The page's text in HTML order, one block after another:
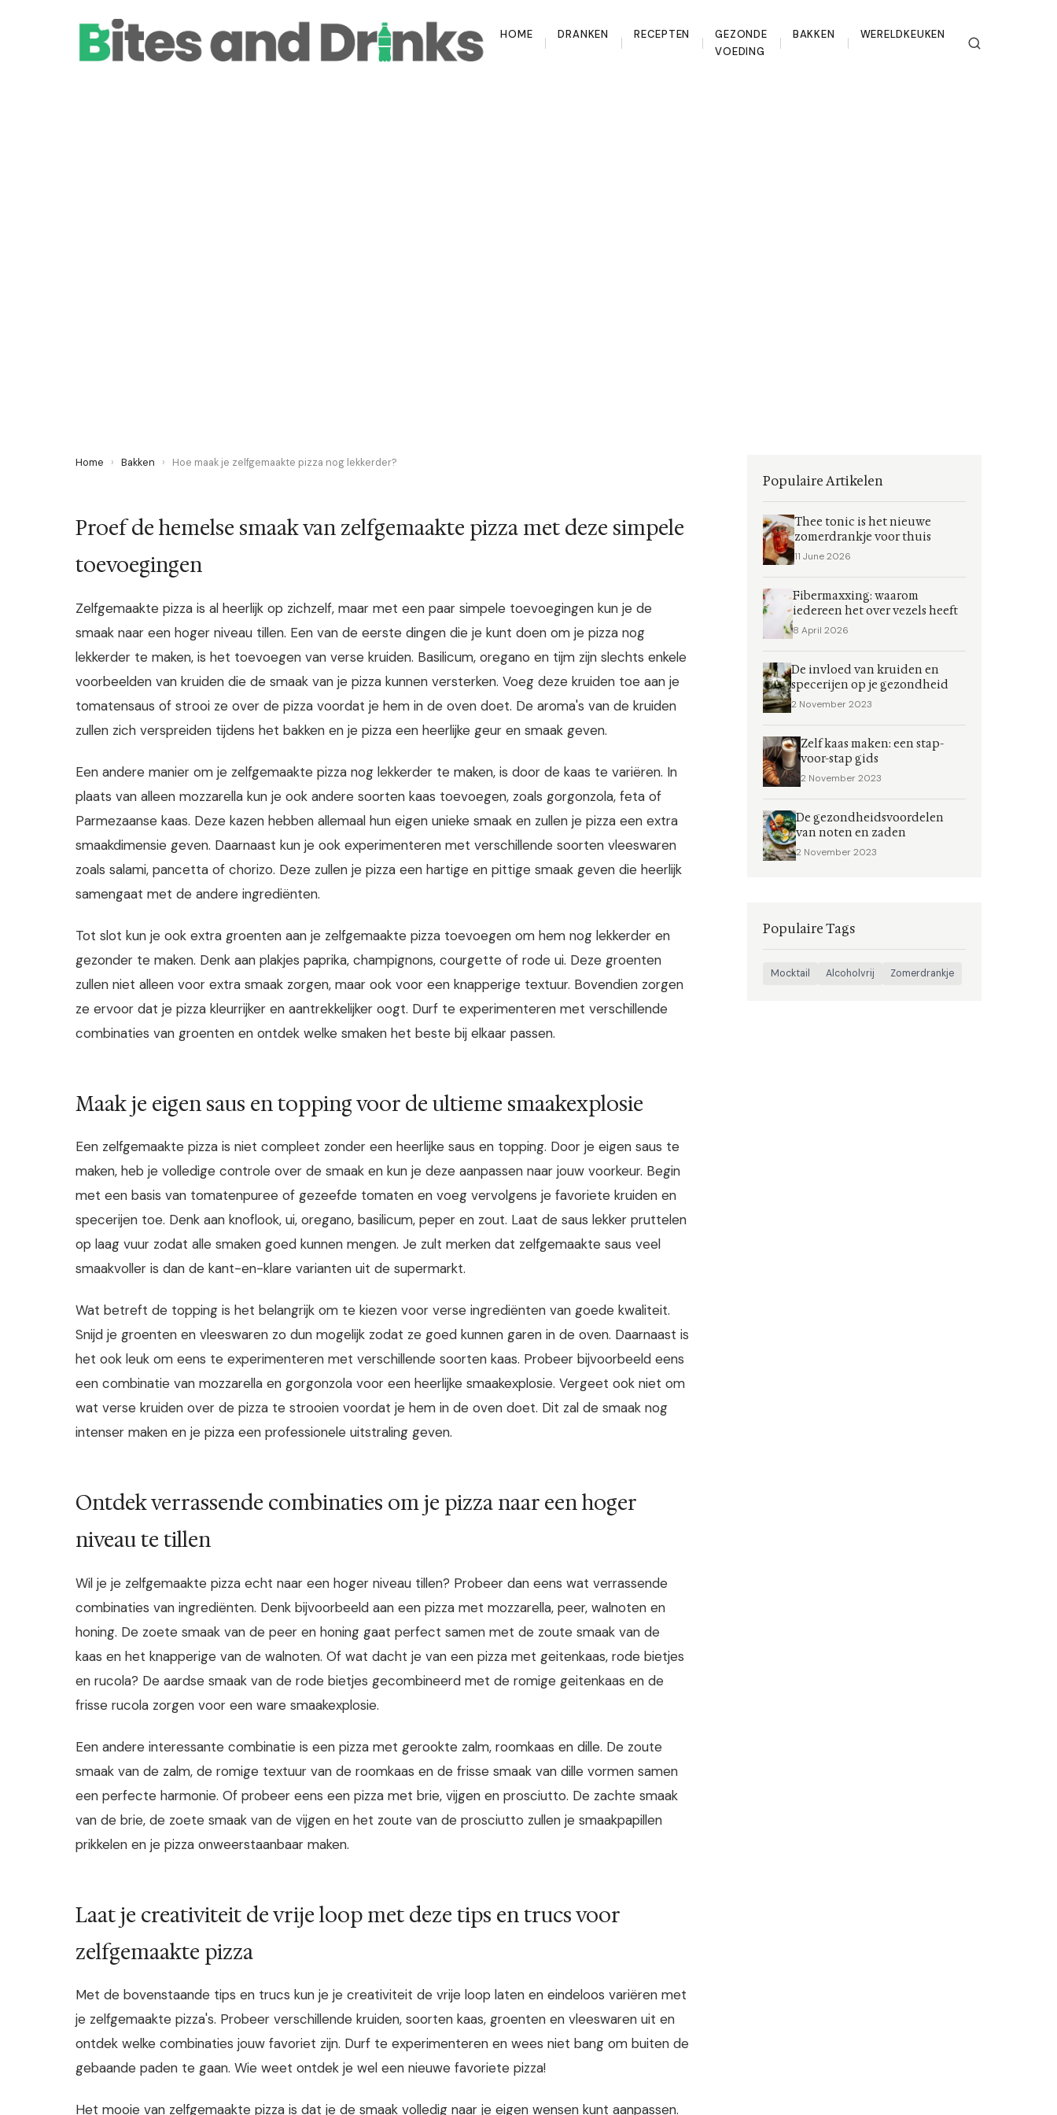
HOME DRANKEN RECEPTEN
GEZONDE
VOEDING
BAKKEN WERELDKEUKEN
Home › Bakken › Hoe maak je zelfgemaakte pizza nog lekkerder?
Proef de hemelse smaak van zelfgemaakte pizza met deze simpele
toevoegingen
Zelfgemaakte pizza is al heerlijk op zichzelf, maar met een paar simpele toevoegingen kun je de
smaak naar een hoger niveau tillen. Een van de eerste dingen die je kunt doen om je pizza nog
lekkerder te maken, is het toevoegen van verse kruiden. Basilicum, oregano en tijm zijn slechts enkele
voorbeelden van kruiden die de smaak van je pizza kunnen versterken. Voeg deze kruiden toe aan je
tomatensaus of strooi ze over de pizza voordat je hem in de oven doet. De aroma's van de kruiden
zullen zich verspreiden tijdens het bakken en je pizza een heerlijke geur en smaak geven.
Een andere manier om je zelfgemaakte pizza nog lekkerder te maken, is door de kaas te variëren. In
plaats van alleen mozzarella kun je ook andere soorten kaas toevoegen, zoals gorgonzola, feta of
Parmezaanse kaas. Deze kazen hebben allemaal hun eigen unieke smaak en zullen je pizza een extra
smaakdimensie geven. Daarnaast kun je ook experimenteren met verschillende soorten vleeswaren
zoals salami, pancetta of chorizo. Deze zullen je pizza een hartige en pittige smaak geven die heerlijk
samengaat met de andere ingrediënten.
Tot slot kun je ook extra groenten aan je zelfgemaakte pizza toevoegen om hem nog lekkerder en
gezonder te maken. Denk aan plakjes paprika, champignons, courgette of rode ui. Deze groenten
zullen niet alleen voor extra smaak zorgen, maar ook voor een knapperige textuur. Bovendien zorgen
ze ervoor dat je pizza kleurrijker en aantrekkelijker oogt. Durf te experimenteren met verschillende
combinaties van groenten en ontdek welke smaken het beste bij elkaar passen.
Maak je eigen saus en topping voor de ultieme smaakexplosie
Een zelfgemaakte pizza is niet compleet zonder een heerlijke saus en topping. Door je eigen saus te
maken, heb je volledige controle over de smaak en kun je deze aanpassen naar jouw voorkeur. Begin
met een basis van tomatenpuree of gezeefde tomaten en voeg vervolgens je favoriete kruiden en
specerijen toe. Denk aan knoflook, ui, oregano, basilicum, peper en zout. Laat de saus lekker pruttelen
op laag vuur zodat alle smaken goed kunnen mengen. Je zult merken dat zelfgemaakte saus veel
smaakvoller is dan de kant-en-klare varianten uit de supermarkt.
Wat betreft de topping is het belangrijk om te kiezen voor verse ingrediënten van goede kwaliteit.
Snijd je groenten en vleeswaren zo dun mogelijk zodat ze goed kunnen garen in de oven. Daarnaast is
het ook leuk om eens te experimenteren met verschillende soorten kaas. Probeer bijvoorbeeld eens
een combinatie van mozzarella en gorgonzola voor een heerlijke smaakexplosie. Vergeet ook niet om
wat verse kruiden over de pizza te strooien voordat je hem in de oven doet. Dit zal de smaak nog
intenser maken en je pizza een professionele uitstraling geven.
Ontdek verrassende combinaties om je pizza naar een hoger
niveau te tillen
Wil je je zelfgemaakte pizza echt naar een hoger niveau tillen? Probeer dan eens wat verrassende
combinaties van ingrediënten. Denk bijvoorbeeld aan een pizza met mozzarella, peer, walnoten en
honing. De zoete smaak van de peer en honing gaat perfect samen met de zoute smaak van de
kaas en het knapperige van de walnoten. Of wat dacht je van een pizza met geitenkaas, rode bietjes
en rucola? De aardse smaak van de rode bietjes gecombineerd met de romige geitenkaas en de
frisse rucola zorgen voor een ware smaakexplosie.
Een andere interessante combinatie is een pizza met gerookte zalm, roomkaas en dille. De zoute
smaak van de zalm, de romige textuur van de roomkaas en de frisse smaak van dille vormen samen
een perfecte harmonie. Of probeer eens een pizza met brie, vijgen en prosciutto. De zachte smaak
van de brie, de zoete smaak van de vijgen en het zoute van de prosciutto zullen je smaakpapillen
prikkelen en je pizza onweerstaanbaar maken.
Laat je creativiteit de vrije loop met deze tips en trucs voor
zelfgemaakte pizza
Met de bovenstaande tips en trucs kun je je creativiteit de vrije loop laten en eindeloos variëren met
je zelfgemaakte pizza's. Probeer verschillende kruiden, soorten kaas, groenten en vleeswaren uit en
ontdek welke combinaties jouw favoriet zijn. Durf te experimenteren en wees niet bang om buiten de
gebaande paden te gaan. Wie weet ontdek je wel een nieuwe favoriete pizza!
Het mooie van zelfgemaakte pizza is dat je de smaak volledig naar je eigen wensen kunt aanpassen.
Populaire Artikelen
Thee tonic is het nieuwe
zomerdrankje voor thuis
11 June 2026
Fibermaxxing: waarom
iedereen het over vezels heeft
8 April 2026
De invloed van kruiden en
specerijen op je gezondheid
2 November 2023
Zelf kaas maken: een stap-
voor-stap gids
2 November 2023
De gezondheidsvoordelen
van noten en zaden
2 November 2023
Populaire Tags
Mocktail Alcoholvrij Zomerdrankje